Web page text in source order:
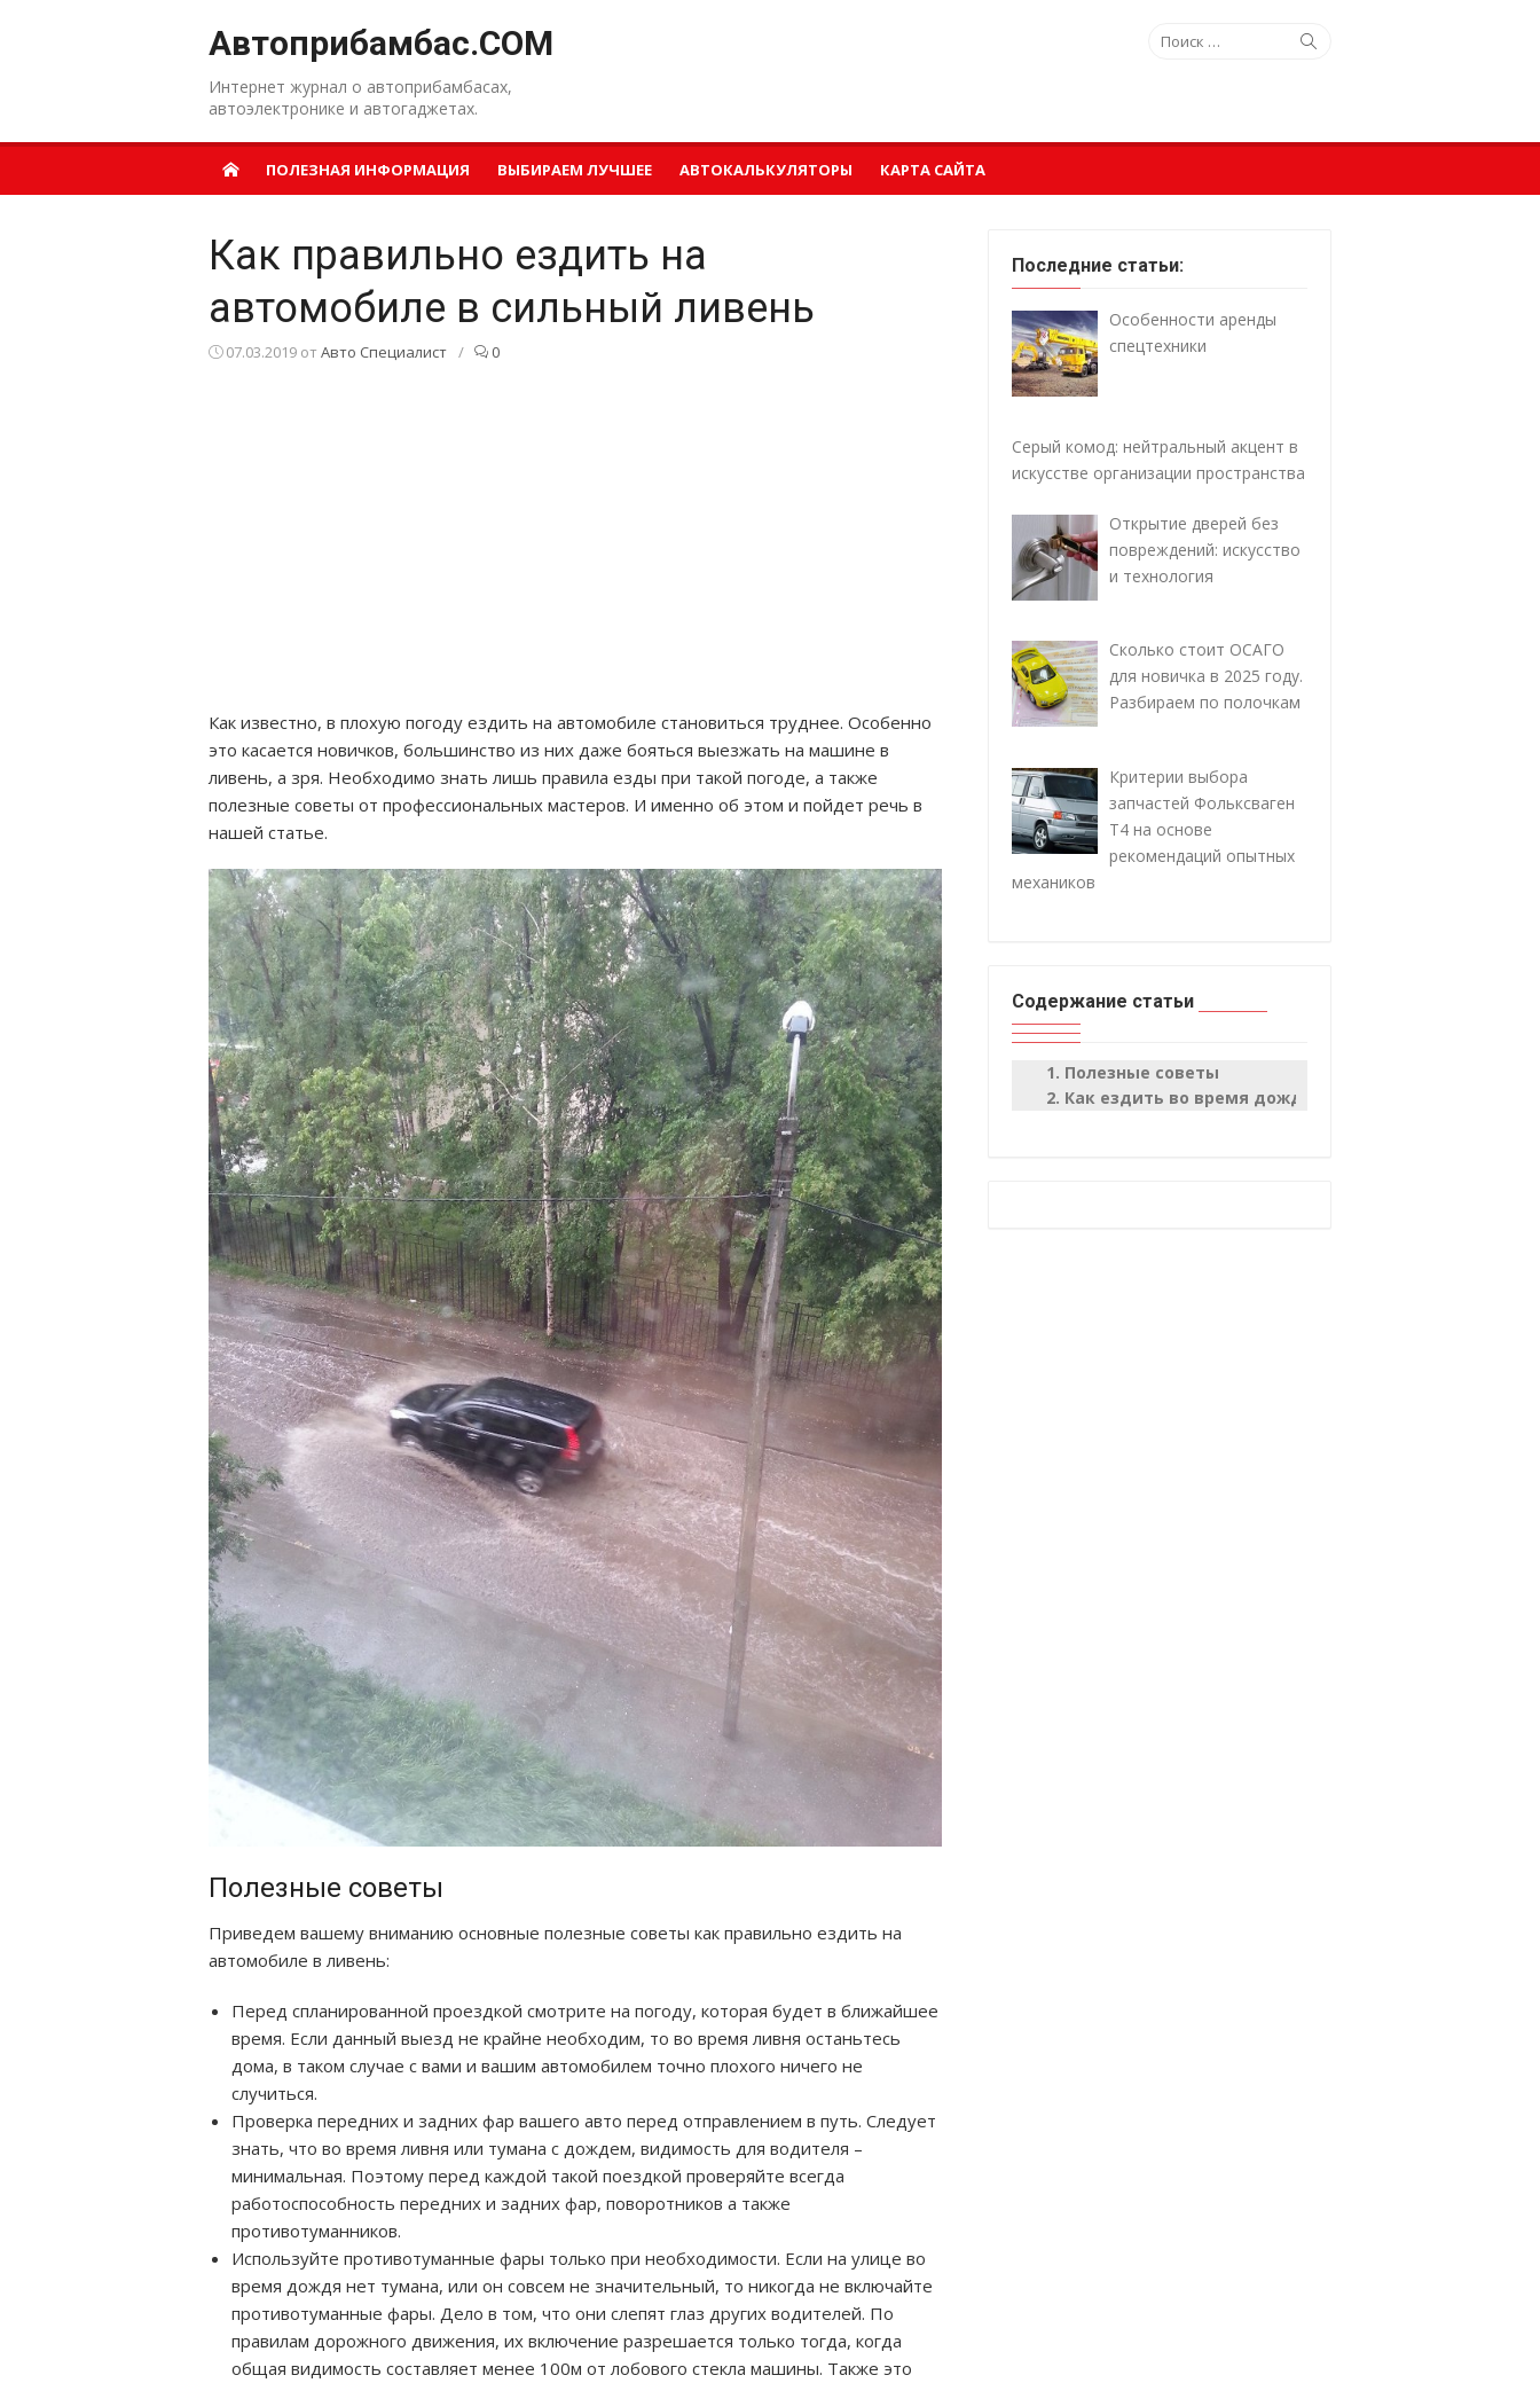
Автоприбамбас.COM
Интернет журнал о автоприбамбасах,
автоэлектронике и автогаджетах.
Искать:
ПОЛЕЗНАЯ ИНФОРМАЦИЯ ВЫБИРАЕМ ЛУЧШЕЕ АВТОКАЛЬКУЛЯТОРЫ КАРТА САЙТА
Как правильно ездить на
автомобиле в сильный ливень
07.03.2019 от Авто Специалист / 0
Как известно, в плохую погоду ездить на автомобиле становиться труднее. Особенно
это касается новичков, большинство из них даже бояться выезжать на машине в
ливень, а зря. Необходимо знать лишь правила езды при такой погоде, а также
полезные советы от профессиональных мастеров. И именно об этом и пойдет речь в
нашей статье.
Полезные советы
Приведем вашему вниманию основные полезные советы как правильно ездить на
автомобиле в ливень:
Перед спланированной проездкой смотрите на погоду, которая будет в ближайшее
время. Если данный выезд не крайне необходим, то во время ливня останьтесь
дома, в таком случае с вами и вашим автомобилем точно плохого ничего не
случиться.
Проверка передних и задних фар вашего авто перед отправлением в путь. Следует
знать, что во время ливня или тумана с дождем, видимость для водителя –
минимальная. Поэтому перед каждой такой поездкой проверяйте всегда
работоспособность передних и задних фар, поворотников а также
противотуманников.
Используйте противотуманные фары только при необходимости. Если на улице во
время дождя нет тумана, или он совсем не значительный, то никогда не включайте
противотуманные фары. Дело в том, что они слепят глаз других водителей. По
правилам дорожного движения, их включение разрешается только тогда, когда
общая видимость составляет менее 100м от лобового стекла машины. Также это
Последние статьи:
Особенности аренды
спецтехники
Серый комод: нейтральный акцент в
искусстве организации пространства
Открытие дверей без
повреждений: искусство
и технология
Сколько стоит ОСАГО
для новичка в 2025 году.
Разбираем по полочкам
Критерии выбора
запчастей Фольксваген
Т4 на основе
рекомендаций опытных
механиков
Содержание статьи
Полезные советы
Как ездить во время дождя